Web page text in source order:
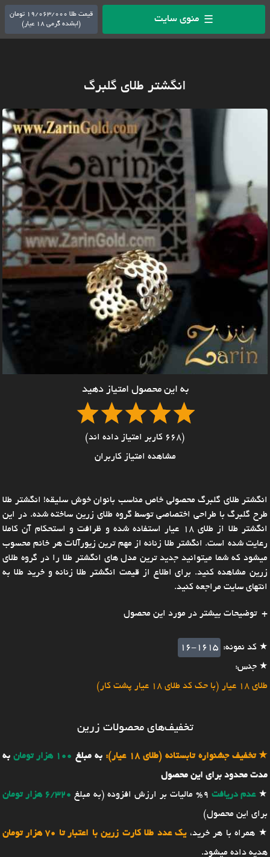
☰ منوی سایت
قیمت طلا 19/063/000 تومان
(ابشده گرمی 18 عیار)
انگشتر طلای گلبرگ
به این محصول امتیاز دهید
(668 کاربر امتیاز داده اند)
مشاهده امتیاز کاربران
انگشتر طلای گلبرگ محصولی خاص مناسب بانوان خوش سلیقه! انگشتر طلا
طرح گلبرگ با طراحی اختصاصی توسط گروه طلای زرین ساخته شده. در این
انگشتر طلا از طلای 18 عیار استفاده شده و ظرافت و استحکام آن کاملا
رعایت شده است. انگشتر طلا زنانه از مهم ترین زیورآلات هر خانم محسوب
میشود که شما میتوانید جدید ترین مدل های انگشتر طلا را در گروه طلای
زرین مشاهده کنید. برای اطلاع از قیمت انگشتر طلا زنانه و خرید طلا به
انتهای سایت مراجعه کنید.
توضیحات بیشتر در مورد این محصول
★ کد نمونه: 16-1615
★ جنس:
طلای 18 عیار (با حک کد طلای 18 عیار پشت کار)
تخفیف‌های محصولات زرین
★تخفیف جشنواره تابستانه (طلای 18 عیار): به مبلغ 100 هزار تومان
به
مدت محدود برای این محصول
★عدم دریافت 9% مالیات بر ارزش افزوده (به مبلغ
6/320 هزار تومان
برای این محصول)
★ همراه با هر خرید،یک عدد طلا کارت زرین با اعتبار تا 70 هزار تومان
هدیه داده میشود.